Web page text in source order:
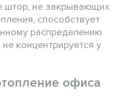
штор, не закрывающих
способствует
распределению
концентрируется у
офиса